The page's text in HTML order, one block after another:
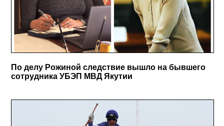
По делу Рожиной следствие вышло на бывшего
сотрудника УБЭП МВД Якутии